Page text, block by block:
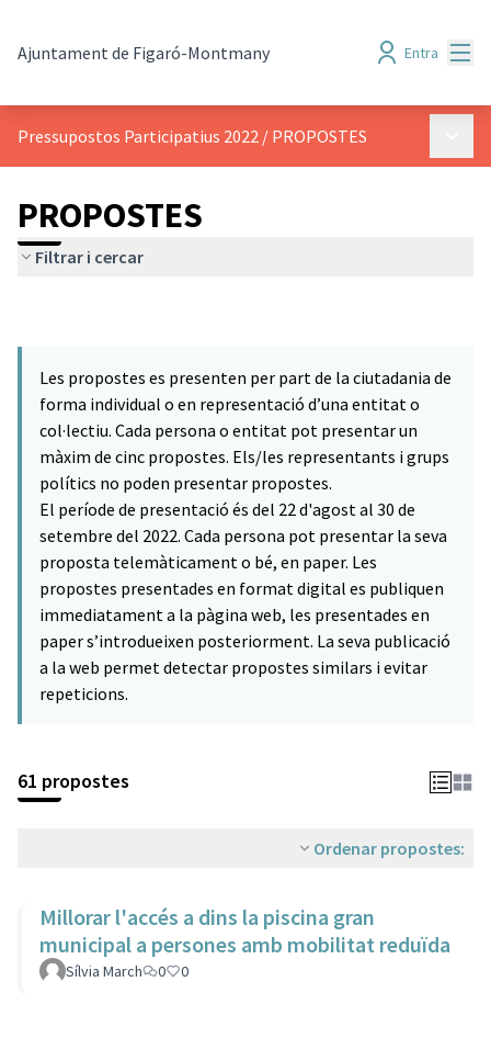
Ajuntament de Figaró-Montmany Entra
Pressupostos Participatius 2022 / PROPOSTES
PROPOSTES
Filtrar i cercar
Les propostes es presenten per part de la ciutadania de
forma individual o en representació d’una entitat o
col·lectiu. Cada persona o entitat pot presentar un
màxim de cinc propostes. Els/les representants i grups
polítics no poden presentar propostes.
El període de presentació és del 22 d'agost al 30 de
setembre del 2022. Cada persona pot presentar la seva
proposta telemàticament o bé, en paper. Les
propostes presentades en format digital es publiquen
immediatament a la pàgina web, les presentades en
paper s’introdueixen posteriorment. La seva publicació
a la web permet detectar propostes similars i evitar
repeticions.
61 propostes
Ordenar propostes:
Millorar l'accés a dins la piscina gran
municipal a persones amb mobilitat reduïda
Sílvia March 0 0